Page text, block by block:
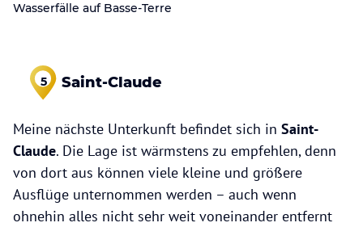
Wasserfälle auf Basse-Terre
5 Saint-Claude
Meine nächste Unterkunft befindet sich in Saint-
Claude. Die Lage ist wärmstens zu empfehlen, denn
von dort aus können viele kleine und größere
Ausflüge unternommen werden – auch wenn
ohnehin alles nicht sehr weit voneinander entfernt